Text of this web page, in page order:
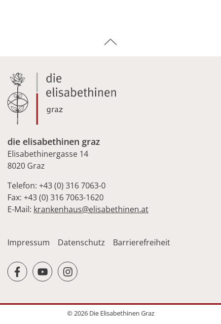
die elisabethinen graz
Elisabethinergasse 14
8020 Graz
Telefon: +43 (0) 316 7063-0
Fax: +43 (0) 316 7063-1620
E-Mail: krankenhaus@elisabethinen.at
Impressum Datenschutz Barrierefreiheit
facebookyoutubeinstagram
© 2026 Die Elisabethinen Graz